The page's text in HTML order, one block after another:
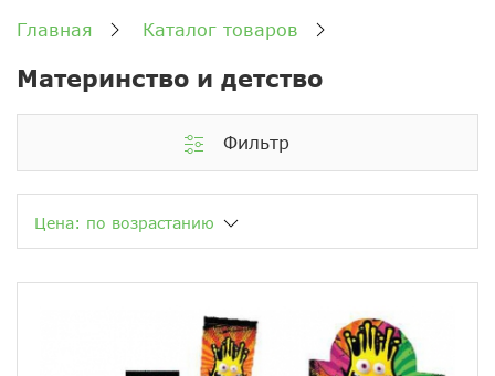
Главная Каталог товаров
Материнство и детство
Фильтр
Цена: по возрастанию